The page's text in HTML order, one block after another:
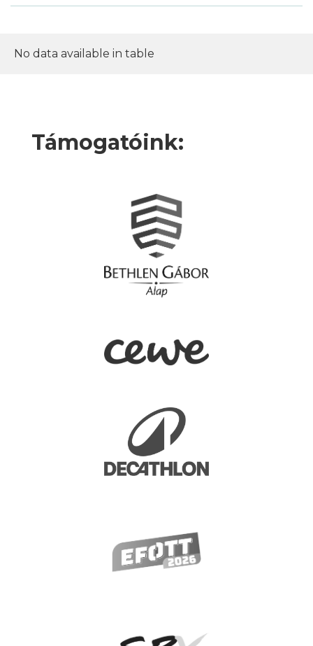
No data available in table
Támogatóink: